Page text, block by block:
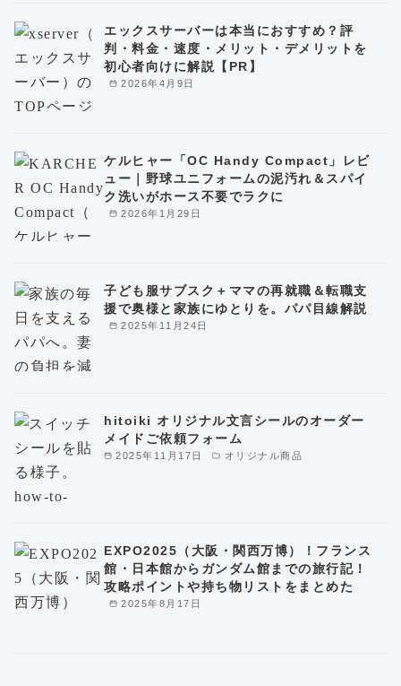
2026年4月9日
エックスサーバーは本当におすすめ？評
判・料金・速度・メリット・デメリットを
初心者向けに解説【PR】
2026年1月29日
ケルヒャー「OC Handy Compact」レビ
ュー｜野球ユニフォームの泥汚れ＆スパイ
ク洗いがホース不要でラクに
2025年11月24日
子ども服サブスク＋ママの再就職＆転職支
援で奥様と家族にゆとりを。パパ目線解説
2025年11月17日 オリジナル商品
hitoiki オリジナル文言シールのオーダー
メイドご依頼フォーム
2025年8月17日
EXPO2025（大阪・関西万博）！フランス
館・日本館からガンダム館までの旅行記！
攻略ポイントや持ち物リストをまとめた